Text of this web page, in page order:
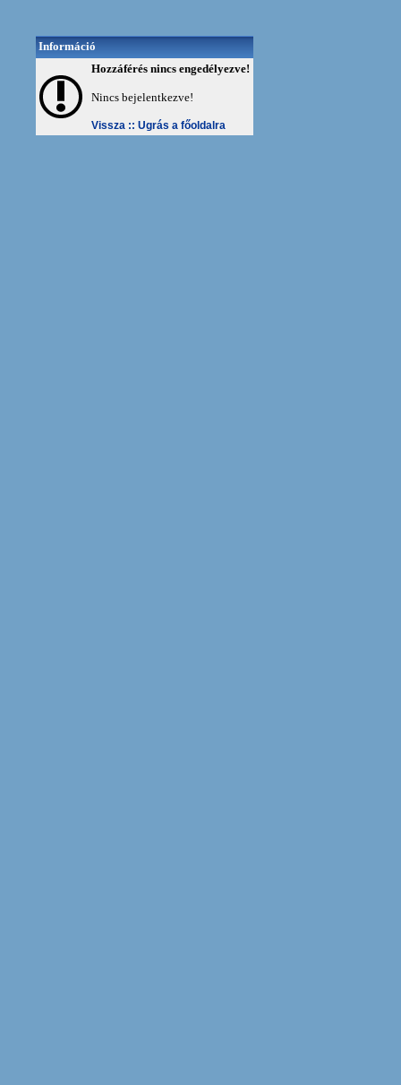
Információ
Hozzáférés nincs engedélyezve!
Nincs bejelentkezve!
Vissza :: Ugrás a főoldalra